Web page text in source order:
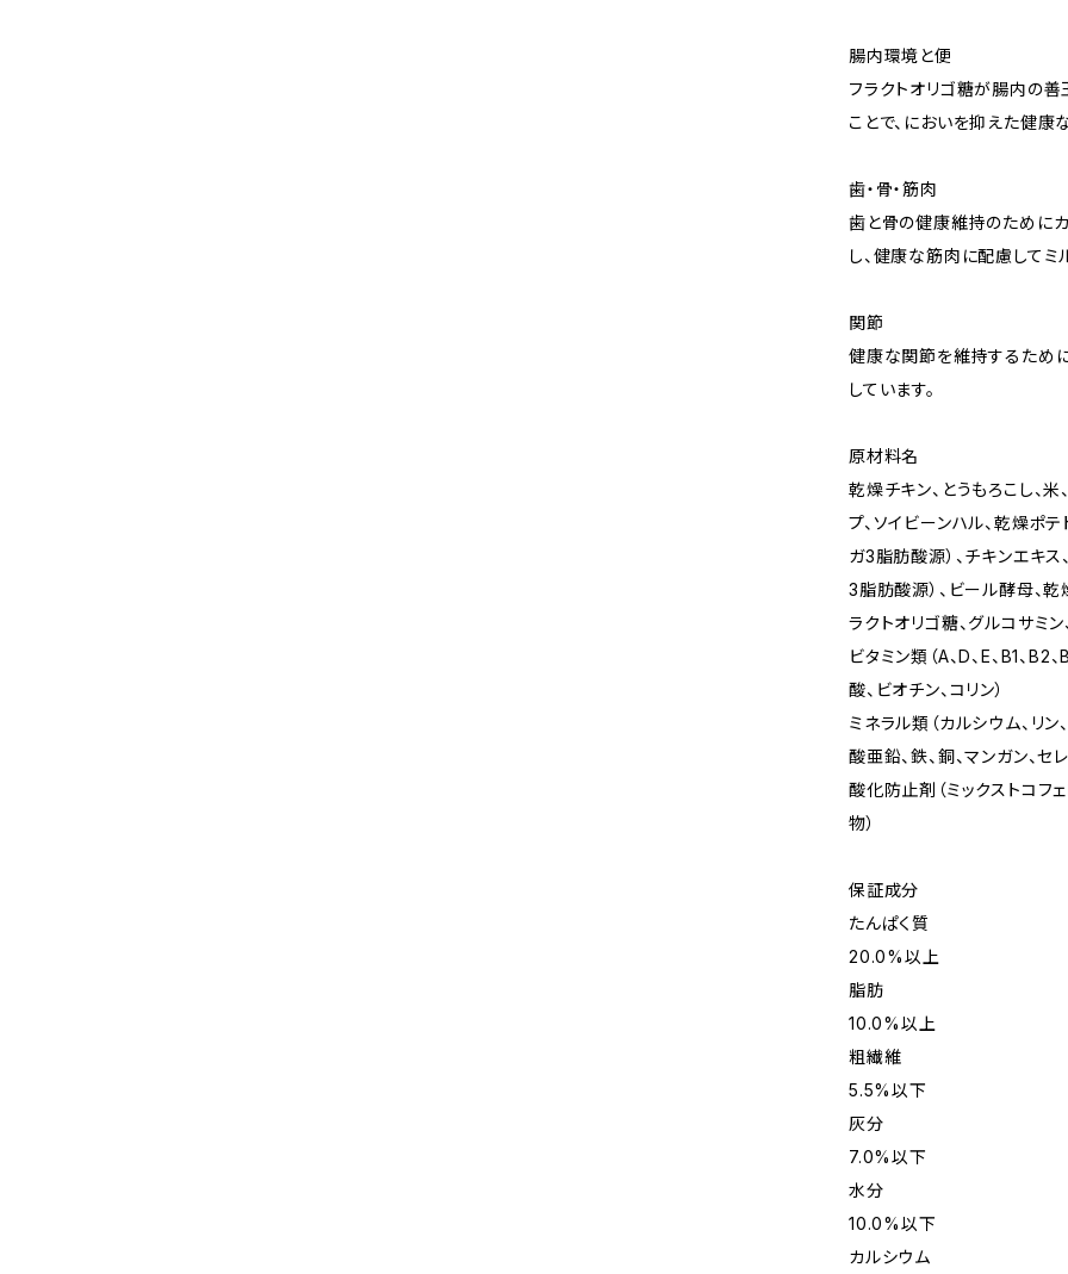
腸内環境と便
フラクトオリゴ糖が腸内の
ことで、においを抑えた健康
歯・骨・筋肉
歯と骨の健康維持のために
し、健康な筋肉に配慮してミ
関節
健康な関節を維持するために
しています。
原材料名
乾燥チキン、とうもろこし、
プ、ソイビーンハル、乾燥ポ
ガ3脂肪酸源）、チキンエキス
3脂肪酸源）、ビール酵母、乾
ラクトオリゴ糖、グルコサミ
ビタミン類（A、D、E、B1、B2
酸、ビオチン、コリン）
ミネラル類（カルシウム、リン
酸亜鉛、鉄、銅、マンガン、セレ
酸化防止剤（ミックストコフ
物）
保証成分
たんぱく質
20.0%以上
脂肪
10.0%以上
粗繊維
5.5%以下
灰分
7.0%以下
水分
10.0%以下
カルシウム